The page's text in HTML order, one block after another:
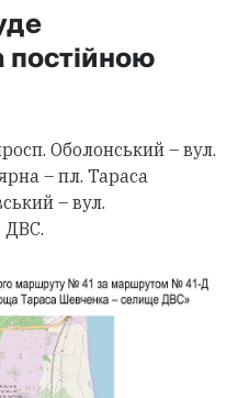
постійною
Оболонський – вул.
– пл. Тараса
– вул.
ДВС.